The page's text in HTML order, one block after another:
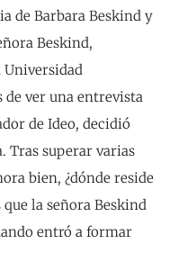
de Barbara Beskind y
Beskind,
Universidad
de ver una entrevista
de Ideo, decidió
Tras superar varias
bien, ¿dónde reside
que la señora Beskind
entró a formar